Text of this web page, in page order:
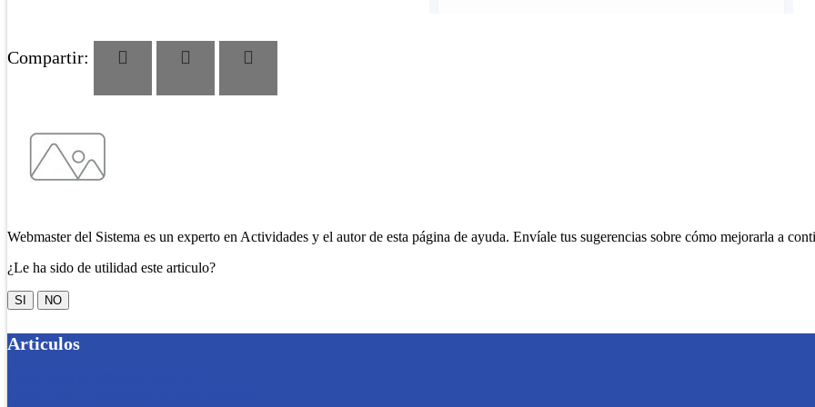
Compartir:
Webmaster del Sistema es un experto en Actividades y el autor de esta página de ayuda. Envíale tus sugerencias sobre cómo mejorarla a
¿Le ha sido de utilidad este articulo?
SI NO
Articulos